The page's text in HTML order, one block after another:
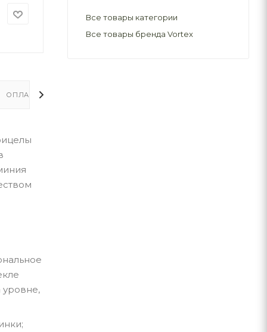
ОПЛАТА
уровне,
Все товары категории
Все товары бренда Vortex